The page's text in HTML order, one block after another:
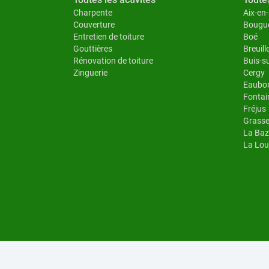
Charpente
Couverture
Entretien de toiture
Gouttières
Rénovation de toiture
Zinguerie
Aix-
Boé
Buis-
Cergy
Fréjus
Grasse
La
La